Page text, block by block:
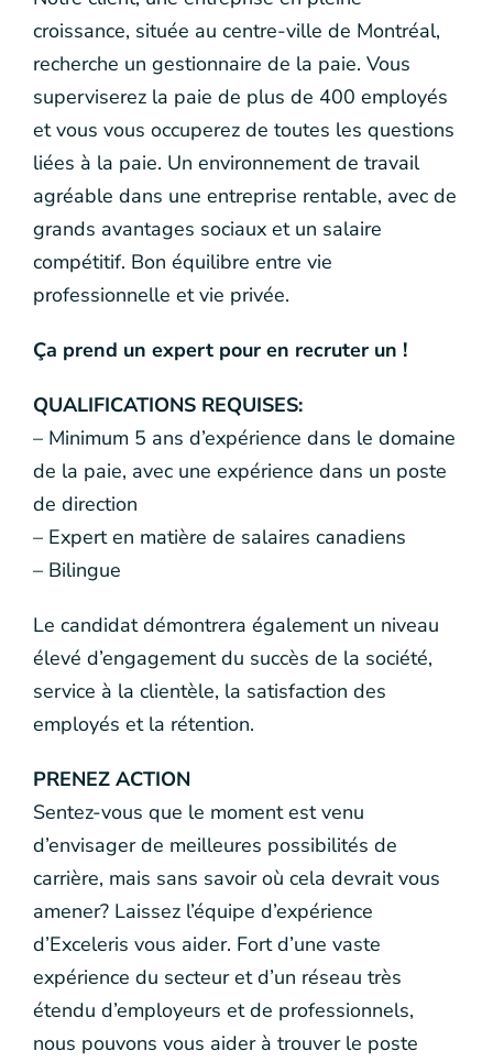
croissance, située au centre-ville de Montréal,
recherche un gestionnaire de la paie. Vous
superviserez la paie de plus de 400 employés
et vous vous occuperez de toutes les questions
liées à la paie. Un environnement de travail
agréable dans une entreprise rentable, avec de
grands avantages sociaux et un salaire
compétitif. Bon équilibre entre vie
professionnelle et vie privée.
Ça prend un expert pour en recruter un !
QUALIFICATIONS REQUISES:
– Minimum 5 ans d’expérience dans le domaine
de la paie, avec une expérience dans un poste
de direction
– Expert en matière de salaires canadiens
– Bilingue
Le candidat démontrera également un niveau
élevé d’engagement du succès de la société,
service à la clientèle, la satisfaction des
employés et la rétention.
PRENEZ ACTION
Sentez-vous que le moment est venu
d’envisager de meilleures possibilités de
carrière, mais sans savoir où cela devrait vous
amener? Laissez l’équipe d’expérience
d’Exceleris vous aider. Fort d’une vaste
expérience du secteur et d’un réseau très
étendu d’employeurs et de professionnels,
nous pouvons vous aider à trouver le poste